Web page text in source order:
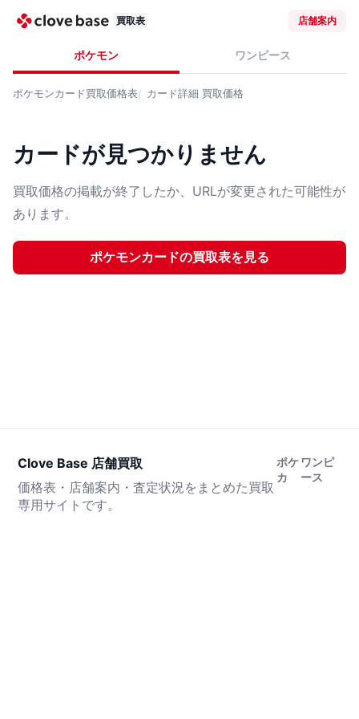
買取表 店舗案内
ポケモン ワンピース
ポケモンカード買取価格表 カード詳細 買取価格
カードが見つかりません
買取価格の掲載が終了したか、URLが変更された可能性が
あります。
ポケモンカードの買取表を見る
Clove Base 店舗買取
価格表・店舗案内・査定状況をまとめた買取
専用サイトです。
ポケ
カ
ワンピ
ース